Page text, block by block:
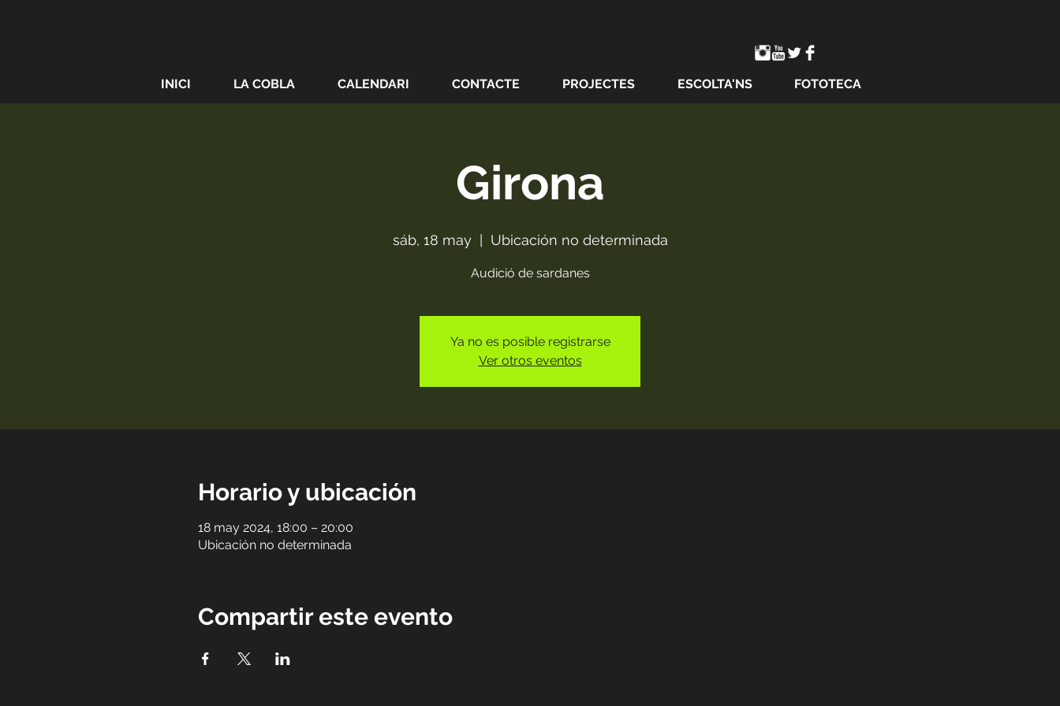
INICI LA COBLA CALENDARI CONTACTE PROJECTES ESCOLTA'NS FOTOTECA
Girona
sáb, 18 may
  |
Ubicación no determinada
Audició de sardanes
Ya no es posible registrarse
Ver otros eventos
Horario y ubicación
18 may 2024, 18:00 – 20:00
Ubicación no determinada
Compartir este evento